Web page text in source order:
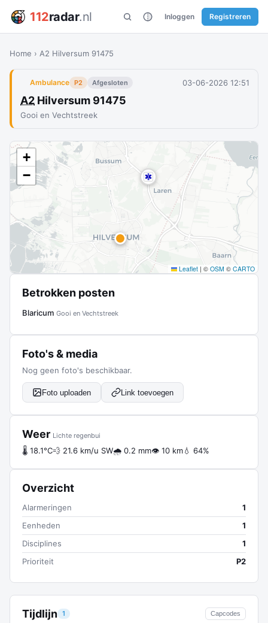
112radar.nl Inloggen Registreren
Home › A2 Hilversum 91475
Ambulance P2 Afgesloten 03-06-2026 12:51
A2 Hilversum 91475
Gooi en Vechtstreek
Tijdlijn 1 Capcodes
+
−
Leaflet | © OSM © CARTO
Betrokken posten
Blaricum Gooi en Vechtstreek
Foto's & media
Nog geen foto's beschikbaar.
Foto uploaden Link toevoegen
Weer Lichte regenbui
🌡 18.1°C💨 21.6 km/u SW🌧 0.2 mm👁 10 km💧 64%
Overzicht
Alarmeringen
1
Eenheden
1
Disciplines
1
Prioriteit
P2